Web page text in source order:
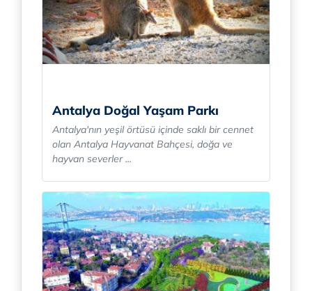
Antalya Doğal Yaşam Parkı
Antalya'nın yeşil örtüsü içinde saklı bir cennet
olan Antalya Hayvanat Bahçesi, doğa ve
hayvan severler ...